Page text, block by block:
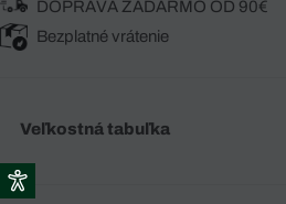
DOPRAVA ZADARMO OD 90€
Bezplatné vrátenie
Veľkostná tabuľka